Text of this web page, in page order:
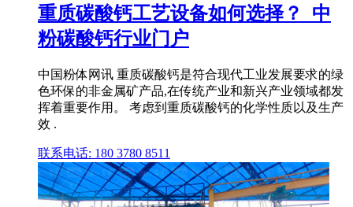
重质碳酸钙工艺设备如何选择？_中
粉碳酸钙行业门户
中国粉体网讯 重质碳酸钙是符合现代工业发展要求的绿
色环保的非金属矿产品,在传统产业和新兴产业领域都发
挥着重要作用。 考虑到重质碳酸钙的化学性质以及生产
效 .
联系电话: 180 3780 8511